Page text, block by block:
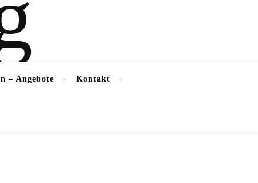
– Angebote Kontakt